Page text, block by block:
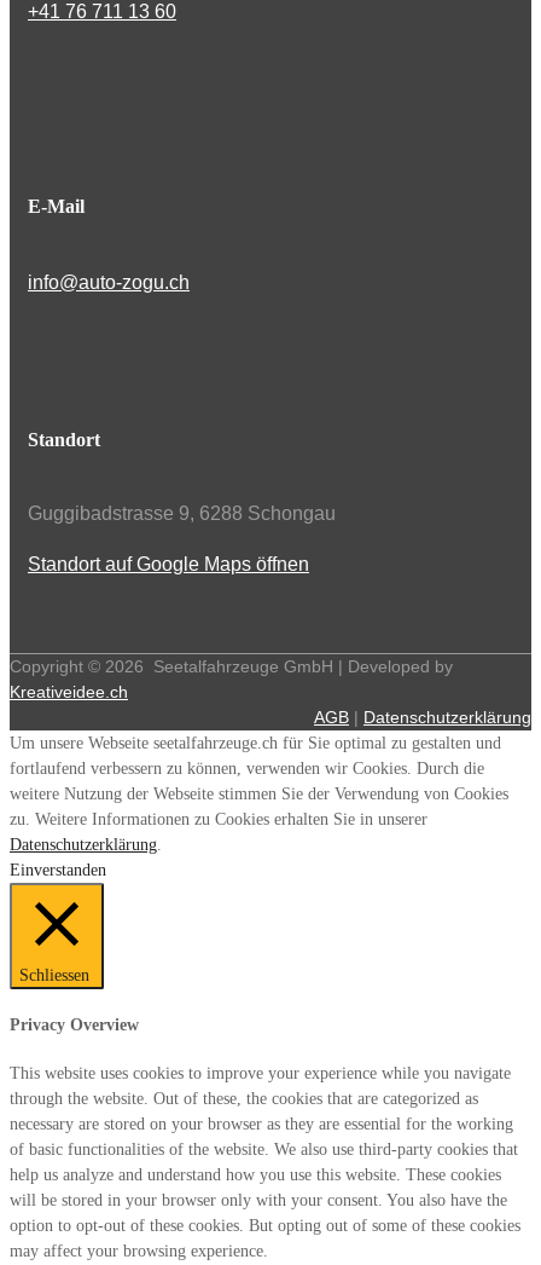
+41 76 711 13 60
E-Mail
info@auto-zogu.ch
Standort
Guggibadstrasse 9, 6288 Schongau
Standort auf Google Maps öffnen
Copyright © 2026
Seetalfahrzeuge GmbH | Developed by
Kreativeidee.ch
AGB | Datenschutzerklärung
Um unsere Webseite seetalfahrzeuge.ch für Sie optimal zu gestalten und
fortlaufend verbessern zu können, verwenden wir Cookies. Durch die
weitere Nutzung der Webseite stimmen Sie der Verwendung von Cookies
zu. Weitere Informationen zu Cookies erhalten Sie in unserer
Datenschutzerklärung.
Einverstanden
Schliessen
Privacy Overview
This website uses cookies to improve your experience while you navigate
through the website. Out of these, the cookies that are categorized as
necessary are stored on your browser as they are essential for the working
of basic functionalities of the website. We also use third-party cookies that
help us analyze and understand how you use this website. These cookies
will be stored in your browser only with your consent. You also have the
option to opt-out of these cookies. But opting out of some of these cookies
may affect your browsing experience.